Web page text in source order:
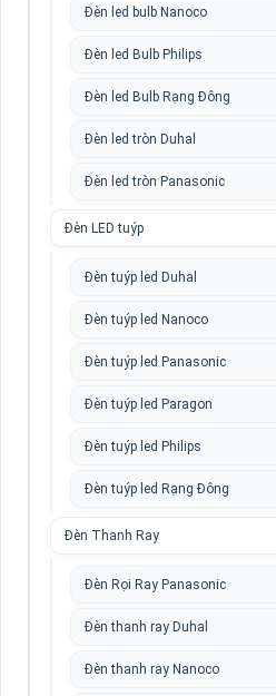
Đèn led bulb Nanoco
Đèn led Bulb Philips
Đèn led Bulb Rạng Đông
Đèn led tròn Duhal
Đèn led tròn Panasonic
Đèn LED tuýp
Đèn tuýp led Duhal
Đèn tuýp led Nanoco
Đèn tuýp led Panasonic
Đèn tuýp led Paragon
Đèn tuýp led Philips
Đèn tuýp led Rạng Đông
Đèn Thanh Ray
Đèn Rọi Ray Panasonic
Đèn thanh ray Duhal
Đèn thanh ray Nanoco